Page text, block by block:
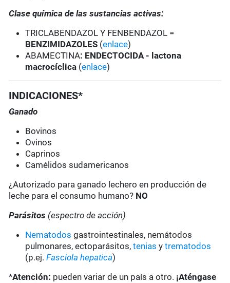
Clase química de las sustancias activas:
TRICLABENDAZOL Y FENBENDAZOL =
BENZIMIDAZOLES (enlace)
ABAMECTINA: ENDECTOCIDA - lactona
macrocíclica (enlace)
INDICACIONES*
Ganado
Bovinos
Ovinos
Caprinos
Camélidos sudamericanos
¿Autorizado para ganado lechero en producción de
leche para el consumo humano? NO
Parásitos (espectro de acción)
Nematodos gastrointestinales, nemátodos
pulmonares, ectoparásitos,tenias ytrematodos
(p.ej.Fasciola hepatica)
*Atención: pueden variar de un país a otro. ¡Aténgase